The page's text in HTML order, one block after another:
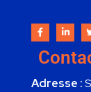
Adresse :